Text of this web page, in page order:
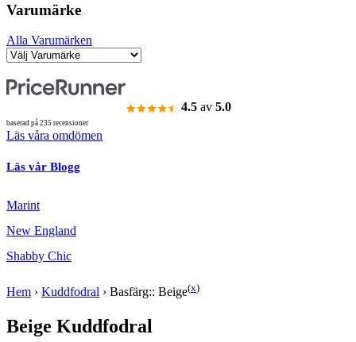
Varumärke
Alla Varumärken
4.5 av 5.0
baserad på 235 recensioner
Läs våra omdömen
Läs vår Blogg
Marint
New England
Shabby Chic
Hem › Kuddfodral › Basfärg:: Beige(x)
Beige Kuddfodral